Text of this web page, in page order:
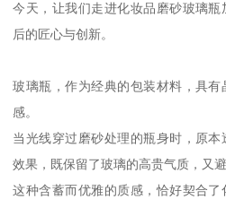
今天，让我们走进化妆品磨砂玻璃
后的匠心与创新。
玻璃瓶，作为经典的包装材料，具
感。
当光线穿过磨砂处理的瓶身时，原
效果，既保留了玻璃的高贵气质，又
这种含蓄而优雅的质感，恰好契合